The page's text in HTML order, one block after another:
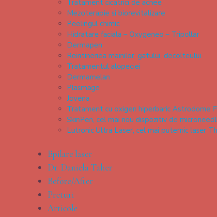
Tratament cicatrici de acnee
Mezoterapie si biorevitalizare
Peelingul chimic
Hidratare faciala – Oxygeneo – Tripollar
Dermapen
Reintineriea mainilor, gatului, decolteului
Tratamentul alopeciei
Dermamelan
Plasmage
Jovena
Tratament cu oxigen hiperbaric Astrodome
SkinPen, cel mai nou dispozitiv de
Lutronic Ultra Laser, cel mai puternic laser
Epilare laser
Dr. Daniela Taher
Before/After
Preturi
Articole